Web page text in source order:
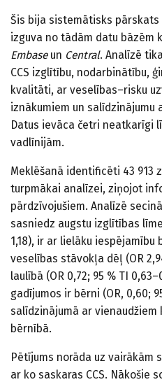
Šis bija sistemātisks
izguva no tādām datu bāzēm
Embaseun Central. Analīzē
CCS izglītību, nodarbinātību,
kvalitāti, ar veselības–risku
iznākumiem un salīdzinājumu
Datus ievāca četri neatkarīgi
vadlīnijām.
Meklēšanā identificēti 43 913
turpmākai analīzei, ziņojot
pārdzīvojušiem. Analīzē
sasniedz augstu izglītības
1,18), ir ar lielāku
veselības stāvokļa dēļ (OR
laulībā (OR 0,72; 95 % TI
gadījumos ir bērni (OR, 0,60;
salīdzinājumā ar
bērnībā.
Pētījums norāda uz vairākām
ar ko saskaras CCS. Nākošie